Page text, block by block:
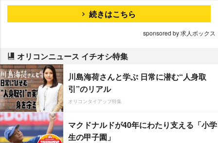
続きはこちら
sponsored by 求人ボックス
オリコンニュース イチオシ特集
川島海荷さんと学ぶ 日常に潜む“人身取
引”のリアル
オリコンタイアップ特集
マクドナルドが40年にわたり支える「小学
生の甲子園」